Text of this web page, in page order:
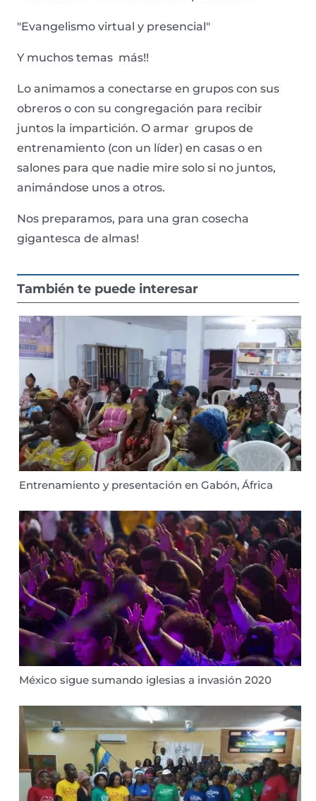
"Evangelismo virtual y presencial"
Y muchos temas más!!
Lo animamos a conectarse en grupos con sus
obreros o con su congregación para recibir
juntos la impartición. O armar grupos de
entrenamiento (con un líder) en casas o en
salones para que nadie mire solo si no juntos,
animándose unos a otros.
Nos preparamos, para una gran cosecha
gigantesca de almas!
También te puede interesar
Entrenamiento y presentación en Gabón, África
México sigue sumando iglesias a invasión 2020